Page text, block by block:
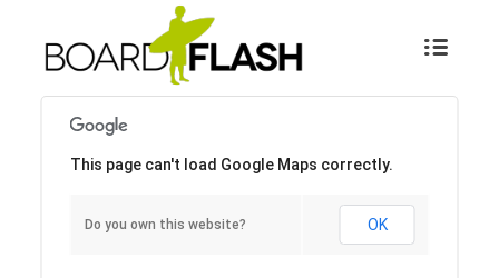
This page can't load Google Maps correctly.
Do you own this website? OK